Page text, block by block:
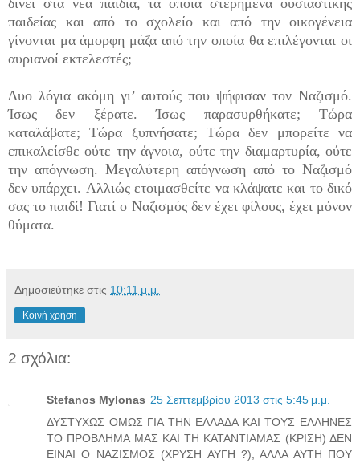
παιδείας και από το σχολείο και από την οικογένεια
γίνονται μα άμορφη μάζα από την οποία θα επιλέγονται οι
αυριανοί εκτελεστές;
Δυο λόγια ακόμη γι’ αυτούς που ψήφισαν τον Ναζισμό.
Ίσως δεν ξέρατε. Ίσως παρασυρθήκατε; Τώρα
καταλάβατε; Τώρα ξυπνήσατε; Τώρα δεν μπορείτε να
επικαλείσθε ούτε την άγνοια, ούτε την διαμαρτυρία, ούτε
την απόγνωση. Μεγαλύτερη απόγνωση από το Ναζισμό
δεν υπάρχει. Αλλιώς ετοιμασθείτε να κλάψατε και το δικό
σας το παιδί! Γιατί ο Ναζισμός δεν έχει φίλους, έχει μόνον
θύματα.
Δημοσιεύτηκε στις 10:11 μ.μ.
Κοινή χρήση
2 σχόλια:
Stefanos Mylonas 25 Σεπτεμβρίου 2013 στις 5:45 μ.μ.
ΔΥΣΤΥΧΩΣ ΟΜΩΣ ΓΙΑ ΤΗΝ ΕΛΛΑΔΑ ΚΑΙ ΤΟΥΣ ΕΛΛΗΝΕΣ
ΤΟ ΠΡΟΒΛΗΜΑ ΜΑΣ ΚΑΙ ΤΗ ΚΑΤΑΝΤΙΑΜΑΣ (ΚΡΙΣΗ) ΔΕΝ
ΕΙΝΑΙ Ο ΝΑΖΙΣΜΟΣ (ΧΡΥΣΗ ΑΥΓΗ ?), ΑΛΛΑ ΑΥΤΗ ΠΟΥ